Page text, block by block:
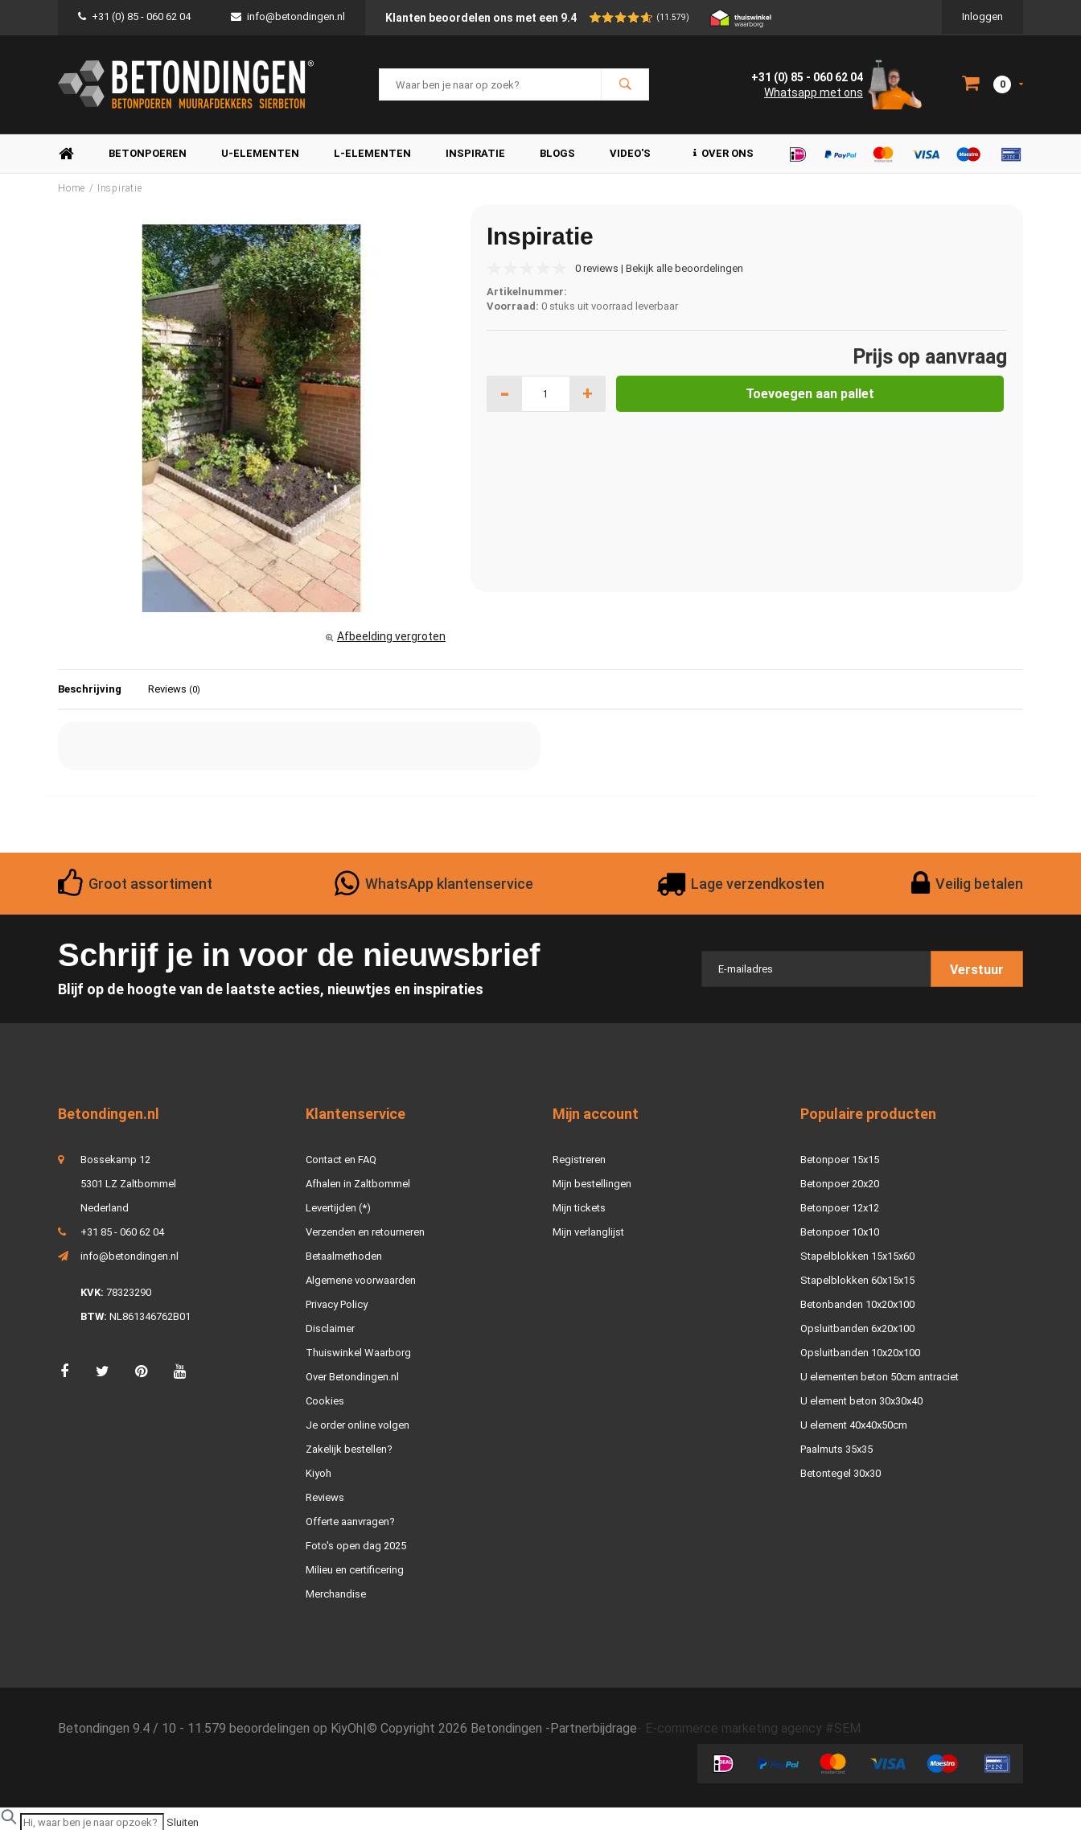
+31 (0) 85 - 060 62 04 info@betondingen.nl Klanten beoordelen ons met een 9.4 (11.579) Inloggen
+31 (0) 85 - 060 62 04
Whatsapp met ons
0
BETONPOEREN U-ELEMENTEN L-ELEMENTEN INSPIRATIE BLOGS VIDEO'S OVER ONS
Home / Inspiratie
Afbeelding vergroten
Inspiratie
0 reviews | Bekijk alle beoordelingen
Artikelnummer:
Voorraad: 0 stuks uit voorraad leverbaar
Prijs op aanvraag
- + Toevoegen aan pallet
Beschrijving Reviews (0)
Groot assortiment WhatsApp klantenservice Lage verzendkosten Veilig betalen
Schrijf je in voor de nieuwsbrief
Blijf op de hoogte van de laatste acties, nieuwtjes en inspiraties
Verstuur
Betondingen.nl
Bossekamp 12
5301 LZ Zaltbommel
Nederland
+31 85 - 060 62 04
info@betondingen.nl
KVK: 78323290
BTW: NL861346762B01
Klantenservice
Contact en FAQ
Afhalen in Zaltbommel
Levertijden (*)
Verzenden en retourneren
Betaalmethoden
Algemene voorwaarden
Privacy Policy
Disclaimer
Thuiswinkel Waarborg
Over Betondingen.nl
Cookies
Je order online volgen
Zakelijk bestellen?
Kiyoh
Reviews
Offerte aanvragen?
Foto's open dag 2025
Milieu en certificering
Merchandise
Mijn account
Registreren
Mijn bestellingen
Mijn tickets
Mijn verlanglijst
Populaire producten
Betonpoer 15x15
Betonpoer 20x20
Betonpoer 12x12
Betonpoer 10x10
Stapelblokken 15x15x60
Stapelblokken 60x15x15
Betonbanden 10x20x100
Opsluitbanden 6x20x100
Opsluitbanden 10x20x100
U elementen beton 50cm antraciet
U element beton 30x30x40
U element 40x40x50cm
Paalmuts 35x35
Betontegel 30x30
Betondingen 9.4 / 10 - 11.579 beoordelingen op KiyOh|© Copyright 2026 Betondingen -Partnerbijdrage- E-commerce marketing agency #SEM
Sluiten